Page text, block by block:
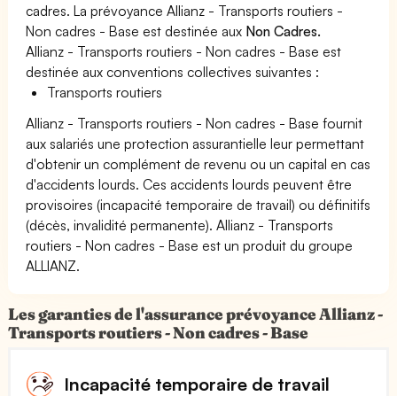
cadres. La prévoyance Allianz - Transports routiers -
Non cadres - Base est destinée aux Non Cadres.
Allianz - Transports routiers - Non cadres - Base est
destinée aux conventions collectives suivantes :
Transports routiers
Allianz - Transports routiers - Non cadres - Base fournit
aux salariés une protection assurantielle leur permettant
d'obtenir un complément de revenu ou un capital en cas
d'accidents lourds. Ces accidents lourds peuvent être
provisoires (incapacité temporaire de travail) ou définitifs
(décès, invalidité permanente). Allianz - Transports
routiers - Non cadres - Base est un produit du groupe
ALLIANZ.
Les garanties de l'assurance prévoyance Allianz -
Transports routiers - Non cadres - Base
Incapacité temporaire de travail